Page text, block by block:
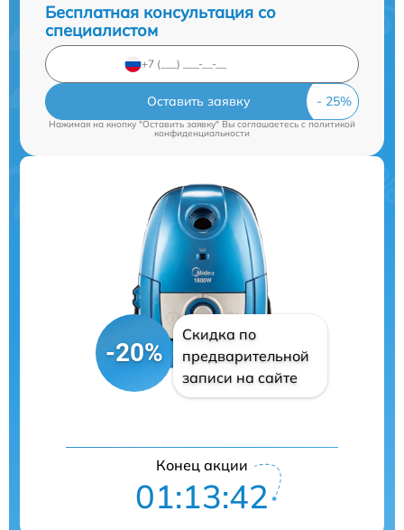
Бесплатная консультация со
специалистом
Оставить заявку
Нажимая на кнопку "Оставить заявку" Вы соглашаетесь cполитикой
конфиденциальности
-20%
Скидка по
предварительной
записи на сайте
Конец акции
01:13:41